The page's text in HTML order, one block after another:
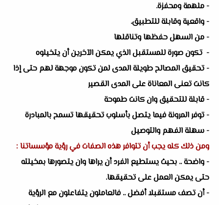
- ملهمة ومحفزة.
- واقعية وقابلة للتطبيق.
- من السهل حفظها وتناقلها
- تكون صورة للمستقبل الذي يمكن الآخرين أن يتخيلوه
- تحقيق المصالح طويلة المدى لمن تكون موجهة لهم حتى إذا
كانت تعنى المعاناة على المدى القصير
- قابلة للتحقيق وان كانت طموحة
- توفر المرونة فيما يتصل بأسلوب تحقيقها تسمح بالمبادرة
- سهلة الفهم والتوصيل
ومن ذلك كله يجب أن تتوافر هذه الصفات في رؤية مؤسساتنا :
- واضحة .. بحيث يستطيع الفرد أن يراها وان يتصورها بمخيلته
حتى يمكن العمل على تحقيقها.
- أن تصف مستقبلا أفضل .. فالعاملون يتفاعلون مع الرؤية